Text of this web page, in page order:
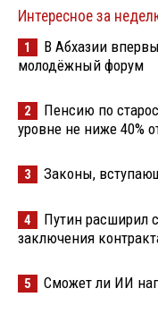
Интересное за
1
В Абхазии
молодёжный форум
2
Пенсию по
уровне не ниже 40%
3 Законы,
4
Путин расширил
заключения
5 Сможет ли ИИ